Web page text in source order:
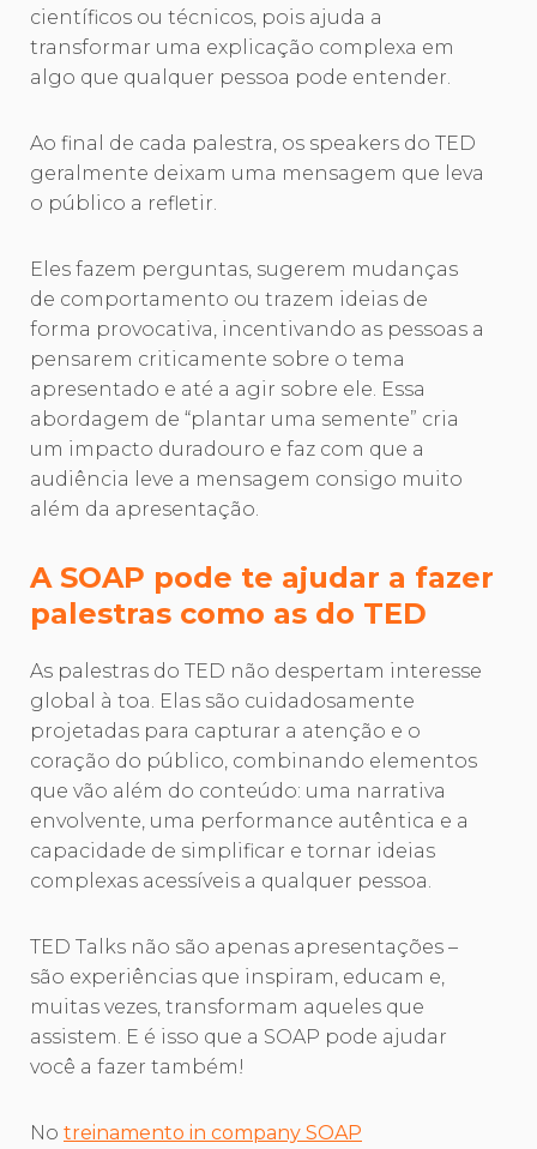
científicos ou técnicos, pois ajuda a
transformar uma explicação complexa em
algo que qualquer pessoa pode entender.
Ao final de cada palestra, os speakers do TED
geralmente deixam uma mensagem que leva
o público a refletir.
Eles fazem perguntas, sugerem mudanças
de comportamento ou trazem ideias de
forma provocativa, incentivando as pessoas a
pensarem criticamente sobre o tema
apresentado e até a agir sobre ele. Essa
abordagem de “plantar uma semente” cria
um impacto duradouro e faz com que a
audiência leve a mensagem consigo muito
além da apresentação.
A SOAP pode te ajudar a fazer
palestras como as do TED
As palestras do TED não despertam interesse
global à toa. Elas são cuidadosamente
projetadas para capturar a atenção e o
coração do público, combinando elementos
que vão além do conteúdo: uma narrativa
envolvente, uma performance autêntica e a
capacidade de simplificar e tornar ideias
complexas acessíveis a qualquer pessoa.
TED Talks não são apenas apresentações –
são experiências que inspiram, educam e,
muitas vezes, transformam aqueles que
assistem. E é isso que a SOAP pode ajudar
você a fazer também!
No treinamento in company SOAP